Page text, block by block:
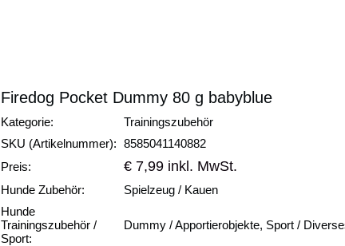
Firedog Pocket Dummy 80 g babyblue
Kategorie:
Trainingszubehör
SKU (Artikelnummer): 8585041140882
Preis:
€ 7,99 inkl. MwSt.
Hunde Zubehör:
Spielzeug / Kauen
Hunde
Trainingszubehör /
Sport:
Dummy / Apportierobjekte, Sport /